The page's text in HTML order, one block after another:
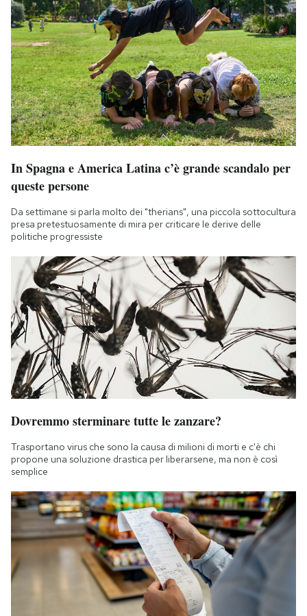
In Spagna e America Latina c’è grande scandalo per
queste persone
Da settimane si parla molto dei "therians", una piccola sottocultura
presa pretestuosamente di mira per criticare le derive delle
politiche progressiste
Dovremmo sterminare tutte le zanzare?
Trasportano virus che sono la causa di milioni di morti e c'è chi
propone una soluzione drastica per liberarsene, ma non è così
semplice